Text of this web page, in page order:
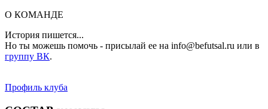
О КОМАНДЕ
История пишется...
Но ты можешь помочь - присылай ее на info@befutsal.ru или в
группу ВК.
Профиль клуба